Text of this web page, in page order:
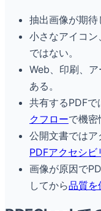
抽出画像が期待
小さなアイコ
ではない。
Web、印刷、
ある。
共有するPDFで
クフローで機密
公開文書ではア
PDFアクセシビ
画像が原因で
してから品質を